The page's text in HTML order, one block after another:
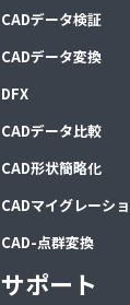
CADデータ検証
CADデータ変換
DFX
CADデータ比較
CAD形状簡略化
CADマイグレーシ
CAD-点群変換
サポート